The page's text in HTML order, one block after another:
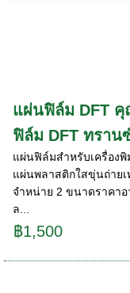
แผ่นฟิล์ม DFT
ฟิล์ม DFT ทราน
แผ่นฟิล์มสำหรับเครื่อง
แผ่นพลาสติกใสขุ่นถ่าย
จำหน่าย 2 ขนาดราคาอ
ล...
฿1,500